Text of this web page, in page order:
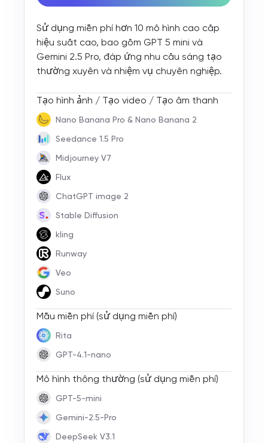
Sử dụng miễn phí hơn 10 mô hình cao cấp
hiệu suất cao, bao gồm GPT 5 mini và
Gemini 2.5 Pro, đáp ứng nhu cầu sáng tạo
thường xuyên và nhiệm vụ chuyên nghiệp.
Tạo hình ảnh / Tạo video / Tạo âm thanh
Nano Banana Pro & Nano Banana 2
Seedance 1.5 Pro
Midjourney V7
Flux
ChatGPT image 2
Stable Diffusion
kling
Runway
Veo
Suno
Mẫu miễn phí (sử dụng miễn phí)
Rita
GPT-4.1-nano
Mô hình thông thường (sử dụng miễn phí)
GPT-5-mini
Gemini-2.5-Pro
DeepSeek V3.1